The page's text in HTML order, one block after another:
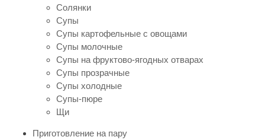
Солянки
Супы
Супы картофельные с овощами
Супы молочные
Супы на фруктово-ягодных отварах
Супы прозрачные
Супы холодные
Супы-пюре
Щи
Приготовление на пару